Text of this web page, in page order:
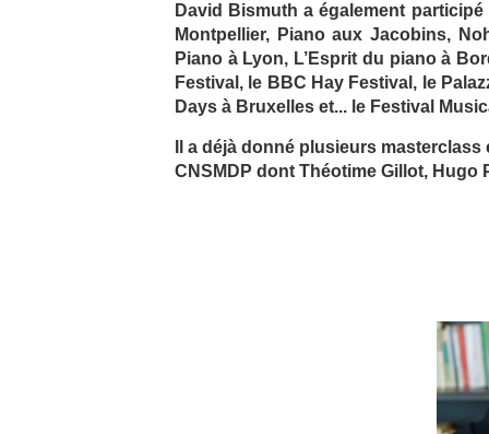
David Bismuth a également
Montpellier, Piano aux Jacobins,
Piano à Lyon, L’Esprit du piano à
Festival, le BBC Hay Festival, le
Days à Bruxelles et... le Festival
Il a déjà donné plusieurs
CNSMDP dont Théotime Gillot, Hugo